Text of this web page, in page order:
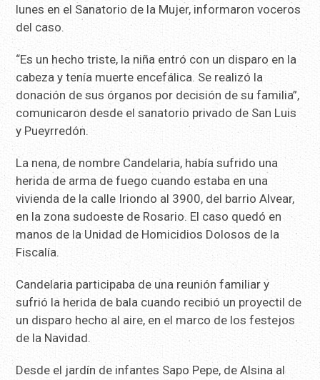
lunes en el Sanatorio de la Mujer, informaron voceros
del caso.
“Es un hecho triste, la niña entró con un disparo en la
cabeza y tenía muerte encefálica. Se realizó la
donación de sus órganos por decisión de su familia”,
comunicaron desde el sanatorio privado de San Luis
y Pueyrredón.
La nena, de nombre Candelaria, había sufrido una
herida de arma de fuego cuando estaba en una
vivienda de la calle Iriondo al 3900, del barrio Alvear,
en la zona sudoeste de Rosario. El caso quedó en
manos de la Unidad de Homicidios Dolosos de la
Fiscalía.
Candelaria participaba de una reunión familiar y
sufrió la herida de bala cuando recibió un proyectil de
un disparo hecho al aire, en el marco de los festejos
de la Navidad.
Desde el jardín de infantes Sapo Pepe, de Alsina al